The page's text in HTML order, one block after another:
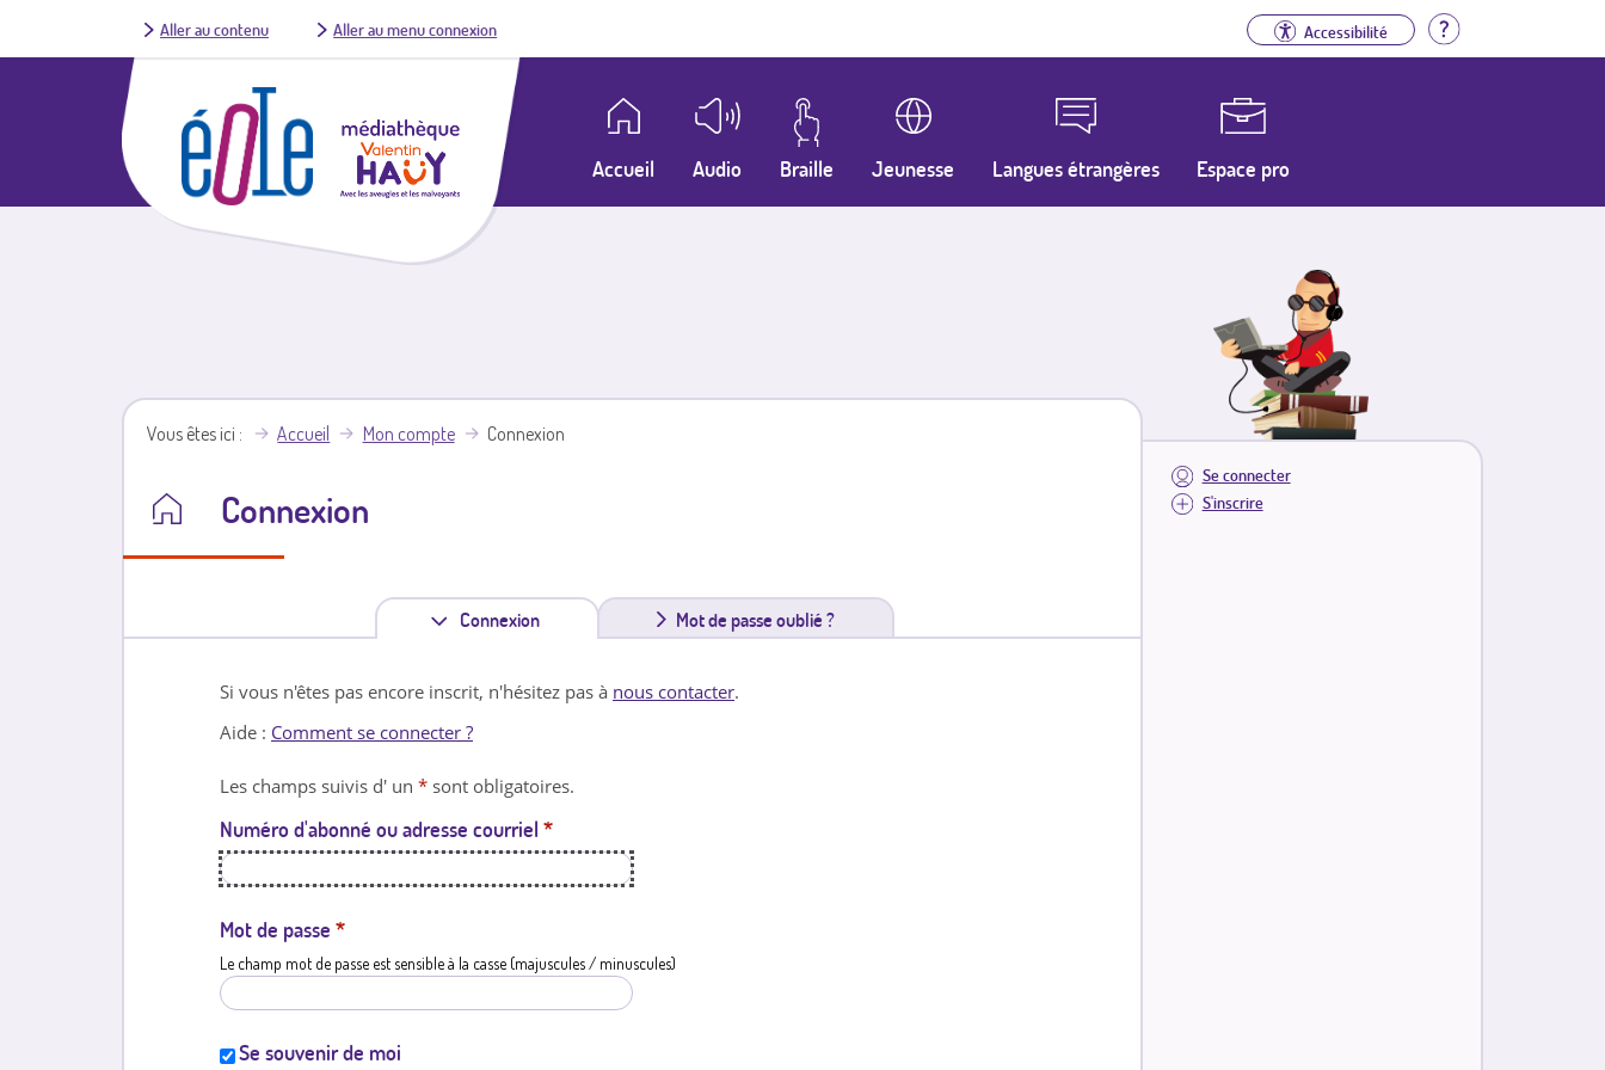
Aller au contenu Aller au menu connexion Accessibilité Aide
Accueil Audio Braille Jeunesse Langues étrangères Espace pro
Se connecter
S'inscrire
Vous êtes ici Accueil Mon compte Connexion
Connexion
Connexion
n
l
e
Mot de passe oublié ?
Si vous n'êtes pas encore inscrit, n'hésitez pas à nous contacter.
Aide : Comment se connecter ?
Les champs suivis d' un * sont obligatoires.
Numéro d'abonné ou adresse courriel *
Mot de passe *
Le champ mot de passe est sensible à la casse (majuscules / minuscules)
Se souvenir de moi